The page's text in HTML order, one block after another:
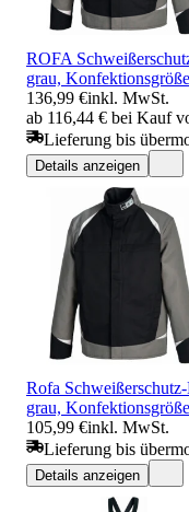
ROFA
grau,
136,99 €inkl. MwSt.
ab 116,44 € bei Kauf
Lieferung bis
Details anzeigen
Rofa
grau,
105,99 €inkl. MwSt.
Lieferung bis
Details anzeigen